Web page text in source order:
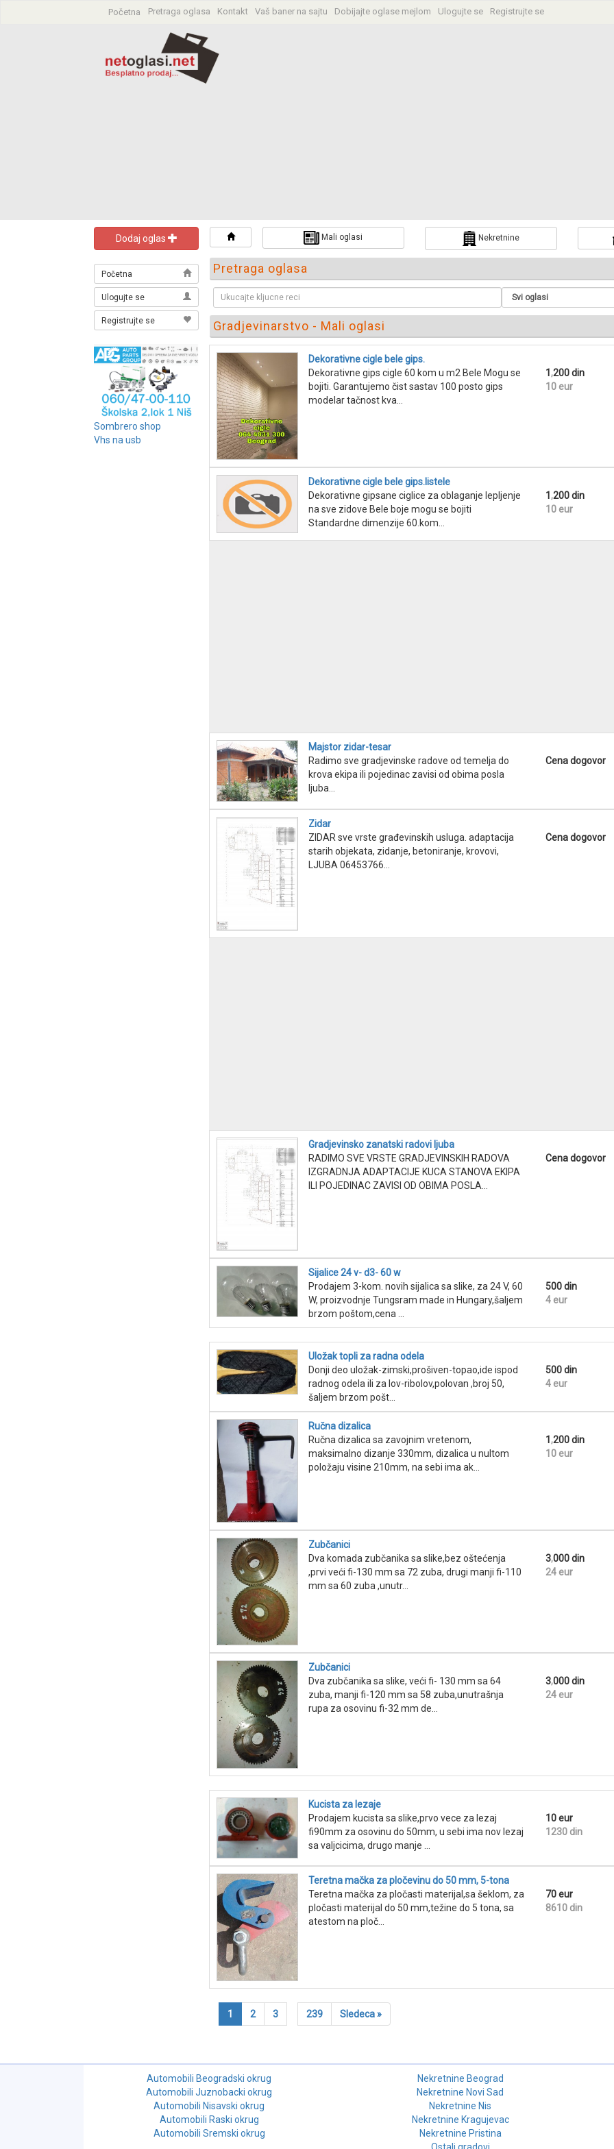
Početna Pretraga oglasa Kontakt Vaš baner na sajtu Dobijajte oglase mejlom Ulogujte se Registrujte se
Dodaj oglas
Početna
Ulogujte se
Registrujte se
Sombrero shop
Vhs na usb
Mali oglasi Nekretnine
Pretraga oglasa
Gradjevinarstvo - Mali oglasi
Dekorativne cigle bele gips.
Dekorativne gips cigle 60 kom u m2 Bele Mogu se
bojiti. Garantujemo čist sastav 100 posto gips
modelar tačnost kva...
1 ,200 din
10 eur
Dekorativne cigle bele gips.listele
Dekorativne gipsane ciglice za oblaganje lepljenje
na sve zidove Bele boje mogu se bojiti
Standardne dimenzije 60.kom...
1 ,200 din
10 eur
Majstor zidar-tesar
Radimo sve gradjevinske radove od temelja do
krova ekipa ili pojedinac zavisi od obima posla
ljuba...
Cena dogovor
Zidar
ZIDAR sve vrste građevinskih usluga. adaptacija
starih objekata, zidanje, betoniranje, krovovi,
LJUBA 06453766...
Cena dogovor
Gradjevinsko zanatski radovi ljuba
RADIMO SVE VRSTE GRADJEVINSKIH RADOVA
IZGRADNJA ADAPTACIJE KUCA STANOVA EKIPA
ILI POJEDINAC ZAVISI OD OBIMA POSLA...
Cena dogovor
Sijalice 24 v- d3- 60 w
Prodajem 3-kom. novih sijalica sa slike, za 24 V, 60
W, proizvodnje Tungsram made in Hungary,šaljem
brzom poštom,cena ...
500 din
4 eur
Uložak topli za radna odela
Donji deo uložak-zimski,prošiven-topao,ide ispod
radnog odela ili za lov-ribolov,polovan ,broj 50,
šaljem brzom pošt...
500 din
4 eur
Ručna dizalica
Ručna dizalica sa zavojnim vretenom,
maksimalno dizanje 330mm, dizalica u nultom
položaju visine 210mm, na sebi ima ak...
1 ,200 din
10 eur
Zubčanici
Dva komada zubčanika sa slike,bez oštećenja
,prvi veći fi-130 mm sa 72 zuba, drugi manji fi-110
mm sa 60 zuba ,unutr...
3,000 din
24 eur
Zubčanici
Dva zubčanika sa slike, veći fi- 130 mm sa 64
zuba, manji fi-120 mm sa 58 zuba,unutrašnja
rupa za osovinu fi-32 mm de...
3,000 din
24 eur
Kucista za lezaje
Prodajem kucista sa slike,prvo vece za lezaj
fi90mm za osovinu do 50mm, u sebi ima nov lezaj
sa valjcicima, drugo manje ...
10 eur
1230 din
Teretna mačka za pločevinu do 50 mm, 5-tona
Teretna mačka za pločasti materijal,sa šeklom, za
pločasti materijal do 50 mm,težine do 5 tona, sa
atestom na ploč...
70 eur
8610 din
1 2 3 239 Sledeca »
Automobili Beogradski okrug
Automobili Juznobacki okrug
Automobili Nisavski okrug
Automobili Raski okrug
Automobili Sremski okrug
Nekretnine Beograd
Nekretnine Novi Sad
Nekretnine Nis
Nekretnine Kragujevac
Nekretnine Pristina